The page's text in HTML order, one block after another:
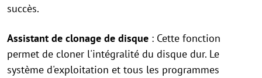
succès.
Assistant de clonage de disque : Cette fonction
permet de cloner l'intégralité du disque dur. Le
système d'exploitation et tous les programmes